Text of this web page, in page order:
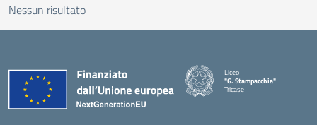
Nessun risultato
Liceo
"G. Stampacchia"
Tricase